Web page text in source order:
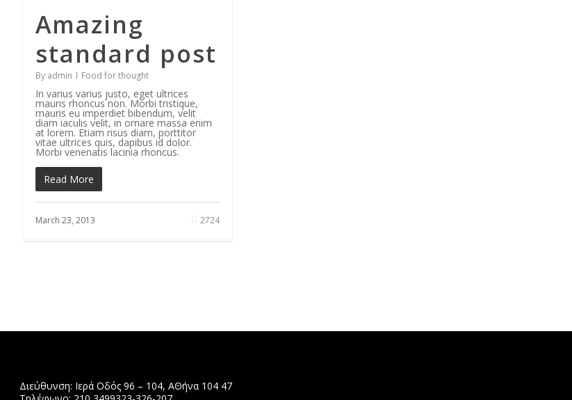
Amazing
standard post
By admin Food for thought
In varius varius justo, eget ultrices
mauris rhoncus non. Morbi tristique,
mauris eu imperdiet bibendum, velit
diam iaculis velit, in ornare massa enim
at lorem. Etiam risus diam, porttitor
vitae ultrices quis, dapibus id dolor.
Morbi venenatis lacinia rhoncus.
Read More
March 23, 2013 2724
Διεύθυνση: Ιερά Οδός 96 – 104, ΑΘήνα 104 47